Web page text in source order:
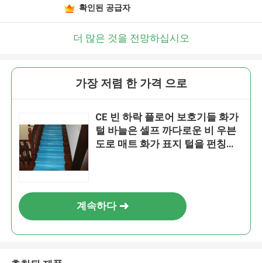
확인된 공급자
더 많은 것을 전망하십시오
가장 저렴 한 가격 으로
CE 빈 하락 플로어 보호기들 화가
털 바늘은 셀프 까다로운 비 우븐
도로 매트 화가 표지 털을 펀칭했
계속하다